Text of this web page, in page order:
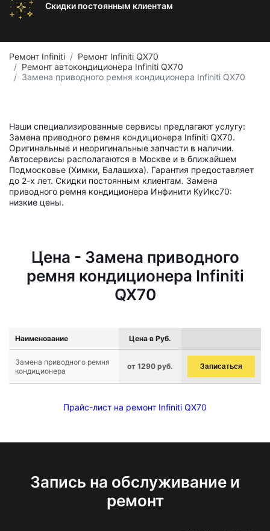
Скидки постоянным клиентам
Ремонт Infiniti
Ремонт Infiniti QX70
Ремонт автокондиционера Infiniti QX70
Замена приводного ремня кондиционера Infiniti QX70
Наши специализированные сервисы предлагают услугу:
Замена приводного ремня кондиционера Infiniti QX70.
Оригинальные и неоригинальные запчасти в наличии.
Автосервисы располагаются в Москве и в ближайшем
Подмосковье (Химки, Балашиха). Гарантия предоставляет
до 2-х лет. Скидки постоянным клиентам. Замена
приводного ремня кондиционера Инфинити КуИкс70:
низкие цены.
Цена - Замена приводного
ремня кондиционера Infiniti
QX70
Наименование Цена в Руб.
Замена приводного ремня
кондиционера
от 1290 руб. Записаться
Прайс-лист на ремонт Infiniti QX70
Запись на обслуживание и
ремонт